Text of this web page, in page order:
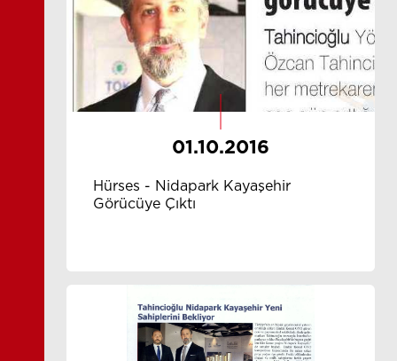
01.10.2016
Hürses - Nidapark Kayaşehir
Görücüye Çıktı